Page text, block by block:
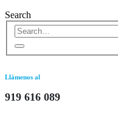
Search
Llámenos al
919 616 089